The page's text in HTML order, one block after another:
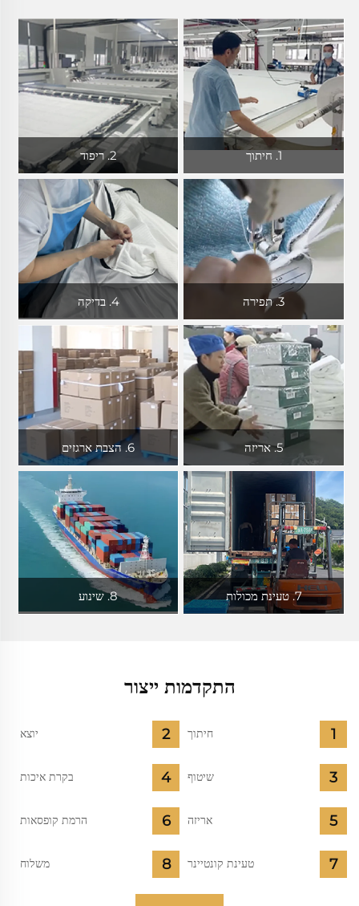
1. חיתוך 2. ריפוד
3. תפירה 4. בדיקה
5. אריזה 6. הצבת ארגזים
7. טעינת מכולות 8. שינוע
התקדמות ייצור
חיתוך יוצא
שיטוף בקרת איכות
אריזה הרמת קופסאות
טעינת קונטיינר משלוח